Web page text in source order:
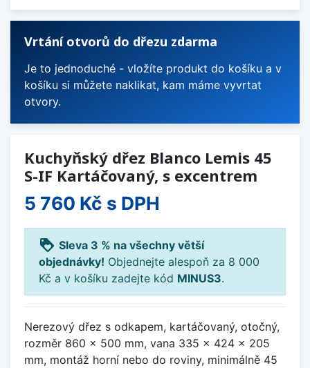
Vrtání otvorů do dřezu zdarma
Je to jednoduché - vložíte produkt do košíku a v
košíku si můžete naklikat, kam máme vyvrtat
otvory.
Kuchyňský dřez Blanco Lemis 45
S-IF Kartáčovaný, s excentrem
5 760 Kč s DPH
loyalty Sleva 3 % na všechny větší
objednávky! Objednejte alespoň za 8 000
Kč a v košíku zadejte kód MINUS3.
Nerezový dřez s odkapem, kartáčovaný, otočný,
rozměr 860 x 500 mm, vana 335 x 424 x 205
mm, montáž horní nebo do roviny, minimálně 45